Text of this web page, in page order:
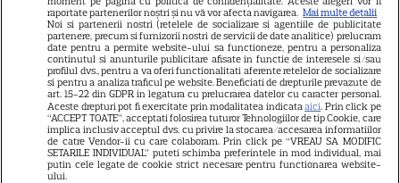
din soare au...
SERIALE
raportate partenerilor noștri și nu vă vor afecta navigarea. Mai multe detalii
Noi si partenerii nostri (retelele de socializare si agentiile de publicitate
partenere, precum si furnizorii nostri de servicii de date analitice) prelucram
date pentru a permite website-ului sa functioneze, pentru a personaliza
continutul si anunturile publicitare afisate in functie de interesele si/sau
profilul dvs., pentru a va oferi functionalitati aferente retelelor de socializare
si pentru a analiza traficul pe website. Beneficiati de drepturile prevazute de
art. 15-22 din GDPR in legatura cu prelucrarea datelor cu caracter personal.
Aceste drepturi pot fi exercitate prin modalitatea indicataaici. Prin click pe
“ACCEPT TOATE”, acceptati folosirea tuturor Tehnologiilor de tip Cookie, care
implica inclusiv acceptul dvs. cu privire la stocarea/accesarea informatiilor
de catre Vendor-ii cu care colaboram. Prin click pe “VREAU SA MODIFIC
SETARILE INDIVIDUAL” puteti schimba preferintele in mod individual, mai
putin cele legate de cookie strict necesare pentru functionarea website-
ului.